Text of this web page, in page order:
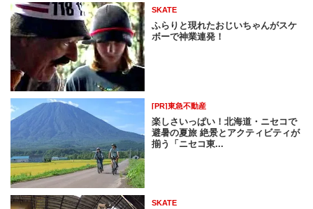
SKATE
ふらりと現れたおじいちゃんがスケ
ボーで神業連発！
[PR]東急不動産
楽しさいっぱい！北海道・ニセコで
避暑の夏旅 絶景とアクティビティが
揃う「ニセコ東...
SKATE